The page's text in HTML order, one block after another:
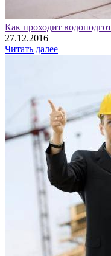
Как проходит
27.12.2016
Читать далее